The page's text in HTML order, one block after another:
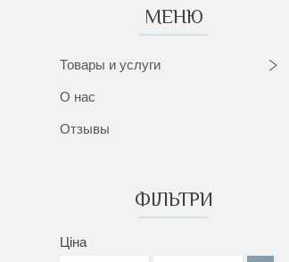
Товары и услуги
О нас
Отзывы
ФІЛЬТРИ
Ціна